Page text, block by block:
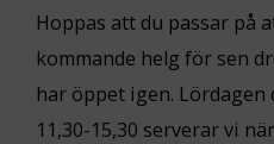
Hoppas att du passar på
kommande helg för sen
har öppet igen. Lördagen
11,30-15,30 serverar vi